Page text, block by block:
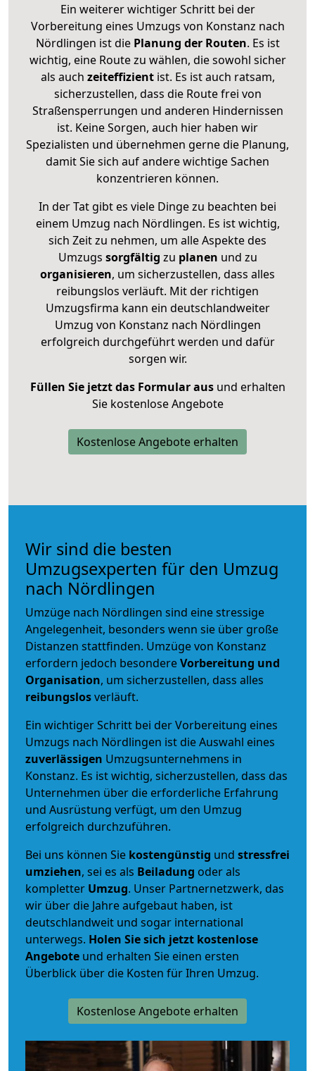
Ein weiterer wichtiger Schritt bei der
Vorbereitung eines Umzugs von Konstanz nach
Nördlingen ist diePlanung der Routen. Es ist
wichtig, eine Route zu wählen, die sowohl sicher
als auch zeiteffizientist. Es ist auch ratsam,
sicherzustellen, dass die Route frei von
Straßensperrungen und anderen Hindernissen
ist. Keine Sorgen, auch hier haben wir
Spezialisten und übernehmen gerne die Planung,
damit Sie sich auf andere wichtige Sachen
konzentrieren können.
In der Tat gibt es viele Dinge zu beachten bei
einem Umzug nach Nördlingen. Es ist wichtig,
sich Zeit zu nehmen, um alle Aspekte des
Umzugs sorgfältig zu planen und zu
organisieren, um sicherzustellen, dass alles
reibungslos verläuft. Mit der richtigen
Umzugsfirma kann ein deutschlandweiter
Umzug von Konstanz nach Nördlingen
erfolgreich durchgeführt werden und dafür
sorgen wir.
Füllen Sie jetzt das Formular ausund erhalten
Sie kostenlose Angebote
Kostenlose Angebote erhalten
Wir sind die besten
Umzugsexperten für den Umzug
nach Nördlingen
Umzüge nach Nördlingen sind eine stressige
Angelegenheit, besonders wenn sie über große
Distanzen stattfinden. Umzüge von Konstanz
erfordern jedoch besondereVorbereitung und
Organisation, um sicherzustellen, dass alles
reibungslosverläuft.
Ein wichtiger Schritt bei der Vorbereitung eines
Umzugs nach Nördlingen ist die Auswahl eines
zuverlässigen Umzugsunternehmens in
Konstanz. Es ist wichtig, sicherzustellen, dass das
Unternehmen über die erforderliche Erfahrung
und Ausrüstung verfügt, um den Umzug
erfolgreich durchzuführen.
Bei uns können Sie kostengünstig und stressfrei
umziehen, sei es als Beiladung oder als
kompletter Umzug. Unser Partnernetzwerk, das
wir über die Jahre aufgebaut haben, ist
deutschlandweit und sogar international
unterwegs. Holen Sie sich jetzt kostenlose
Angebote und erhalten Sie einen ersten
Überblick über die Kosten für Ihren Umzug.
Kostenlose Angebote erhalten